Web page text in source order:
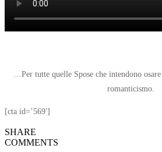
…Per tutte quelle Spose che intendono
romanticismo.
[cta id=’569′]
SHARE
COMMENTS